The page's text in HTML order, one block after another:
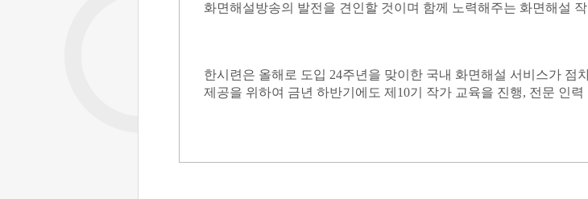
화면해설방송의 발전을 견인할 것이며 함께 노력해주는 화면해설
한시련은 올해로 도입 24주년을 맞이한 국내 화면해설 서비스가 점
제공을 위하여 금년 하반기에도 제 10기 작가 교육을 진행, 전문 인력